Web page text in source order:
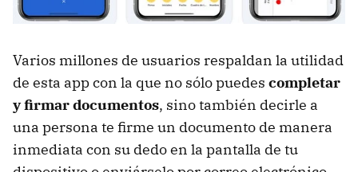
Varios millones de usuarios respaldan la utilidad
de esta app con la que no sólo puedes completar
y firmar documentos, sino también decirle a
una persona te firme un documento de manera
inmediata con su dedo en la pantalla de tu